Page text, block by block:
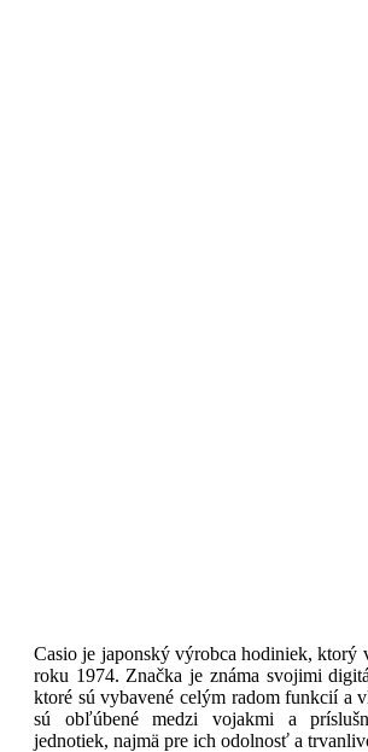
Casio je japonský výrobca hodiniek, ktorý
roku 1974. Značka je známa svojimi
ktoré sú vybavené celým radom funkcií a
sú obľúbené medzi vojakmi a
jednotiek, najmä pre ich odolnosť a